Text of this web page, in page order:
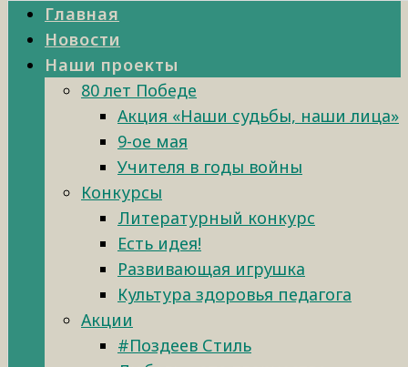
Главная
Новости
Наши проекты
80 лет Победе
Акция «Наши судьбы, наши лица»
9-ое мая
Учителя в годы войны
Конкурсы
Литературный конкурс
Есть идея!
Развивающая игрушка
Культура здоровья педагога
Акции
#Поздеев Стиль